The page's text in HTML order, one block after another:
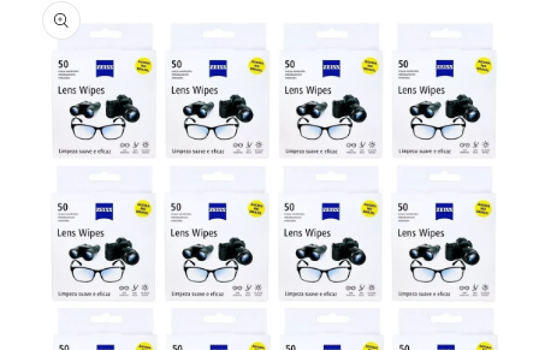
informações
do produto